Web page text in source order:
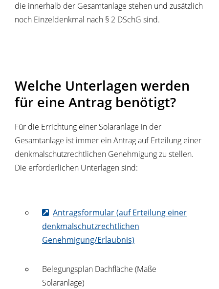
die innerhalb der Gesamtanlage stehen und zusätzlich
noch Einzeldenkmal nach § 2 DSchG sind.
Welche Unterlagen werden
für eine Antrag benötigt?
Für die Errichtung einer Solaranlage in der
Gesamtanlage ist immer ein Antrag auf Erteilung einer
denkmalschutzrechtlichen Genehmigung zu stellen.
Die erforderlichen Unterlagen sind:
Antragsformular (auf Erteilung einer
denkmalschutzrechtlichen
Genehmigung/Erlaubnis)
Belegungsplan Dachfläche (Maße
Solaranlage)